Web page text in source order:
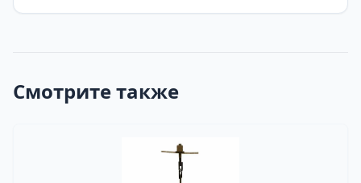
Смотрите также